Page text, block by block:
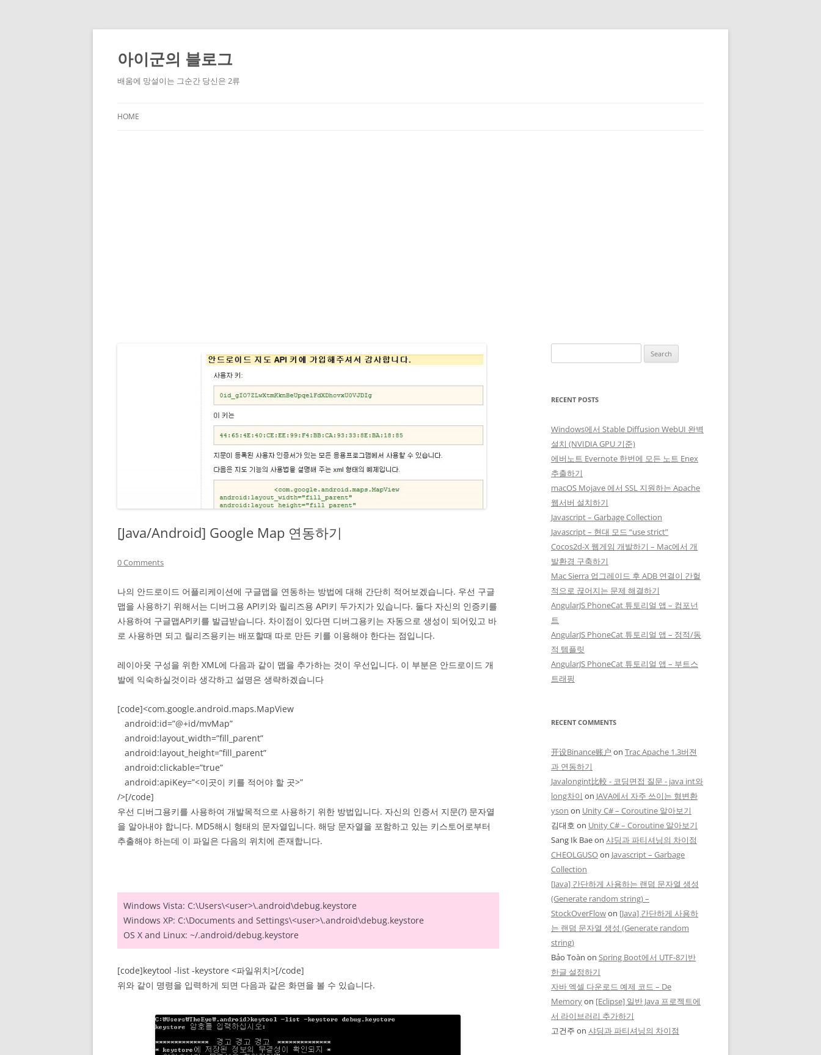
Skip
content
아이군의 블로그
배움에 망설이는 그순간 당신은 2류
HOME
[Java/Android] Google Map 연동하기
0 Comments
나의 안드로이드 어플리케이션에 구글맵을 연동하는 방법에 대해 간단히 적어보겠습니다. 우선 구글
맵을 사용하기 위해서는 디버그용 API키와 릴리즈용 API키 두가지가 있습니다. 둘다 자신의 인증키를
사용하여 구글맵API키를 발급받습니다. 차이점이 있다면 디버그용키는 자동으로 생성이 되어있고 바
로 사용하면 되고 릴리즈용키는 배포할때 따로 만든 키를 이용해야 한다는 점입니다.
레이아웃 구성을 위한 XML에 다음과 같이 맵을 추가하는 것이 우선입니다. 이 부분은 안드로이드 개
발에 익숙하실것이라 생각하고 설명은 생략하겠습니다
[code]<com.google.android.maps.MapView
android:id=”@+id/mvMap”
android:layout_width=”fill_parent”
android:layout_height=”fill_parent”
android:clickable=”true”
android:apiKey=”<이곳이 키를 적어야 할 곳>”
/>[/code]
우선 디버그용키를 사용하여 개발목적으로 사용하기 위한 방법입니다. 자신의 인증서 지문(?) 문자열
을 알아내야 합니다. MD5해시 형태의 문자열입니다. 해당 문자열을 포함하고 있는 키스토어로부터
추출해야 하는데 이 파일은 다음의 위치에 존재합니다.
Windows Vista: C:\Users\<user>\.android\debug.keystore
Windows XP: C:\Documents and Settings\<user>\.android\debug.keystore
OS X and Linux: ~/.android/debug.keystore
[code]keytool -list -keystore <파일위치>[/code]
위와 같이 명령을 입력하게 되면 다음과 같은 화면을 볼 수 있습니다.
for:
RECENT POSTS
Windows에서 Stable Diffusion WebUI 완벽
설치 (NVIDIA GPU 기준)
에버노트 Evernote 한번에 모든 노트 Enex
추출하기
macOS Mojave 에서 SSL 지원하는 Apache
웹서버 설치하기
Javascript – Garbage Collection
Javascript – 현대 모드 “use strict”
Cocos2d-X 웹게임 개발하기 – Mac에서 개
발환경 구축하기
Mac Sierra 업그레이드 후 ADB 연결이 간헐
적으로 끊어지는 문제 해결하기
AngularJS PhoneCat 튜토리얼 앱 – 컴포넌
트
AngularJS PhoneCat 튜토리얼 앱 – 정적/동
적 템플릿
AngularJS PhoneCat 튜토리얼 앱 – 부트스
트래핑
RECENT COMMENTS
开设Binance账户 on Trac Apache 1.3버젼
과 연동하기
Javalongint比較 - 코딩면접 질문 - java int와
long차이 on JAVA에서 자주 쓰이는 형변환
yson on Unity C# – Coroutine 알아보기
김대호 on Unity C# – Coroutine 알아보기
Sang Ik Baeon 샤딩과 파티셔닝의 차이점
CHEOLGUSOon Javascript – Garbage
Collection
[Java] 간단하게 사용하는 랜덤 문자열 생성
(Generate random string) –
StockOverFlowon [Java] 간단하게 사용하
는 랜덤 문자열 생성 (Generate random
string)
Bảo Toàn on Spring Boot에서 UTF-8기반
한글 설정하기
자바 엑셀 다운로드 예제 코드 – De
Memoryon [Eclipse] 일반 Java 프로젝트에
서 라이브러리 추가하기
고건주 on 샤딩과 파티셔닝의 차이점